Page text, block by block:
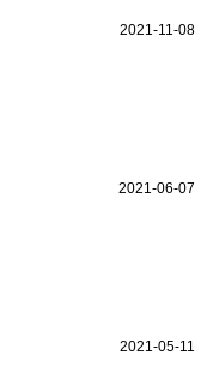
2021-11-08
2021-06-07
2021-05-11